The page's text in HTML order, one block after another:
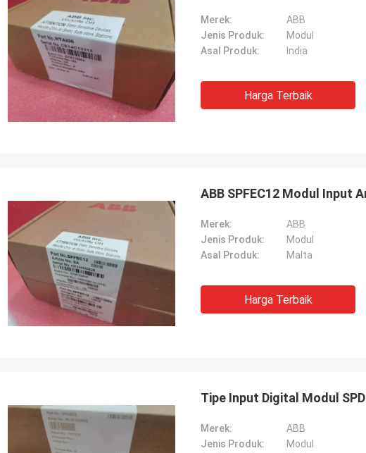
Merek:
ABB
Jenis Produk:
Modul
Asal Produk:
India
Harga Terbaik
ABB SPFEC12 Modul Input
Merek:
ABB
Jenis Produk:
Modul
Asal Produk:
Malta
Harga Terbaik
Tipe Input Digital Modul
Merek:
ABB
Jenis Produk:
Modul